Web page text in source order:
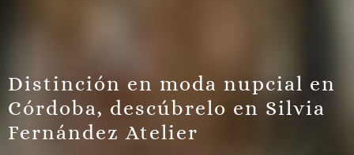
Distinción en moda nupcial en
Córdoba, descúbrelo en Silvia
Fernández Atelier